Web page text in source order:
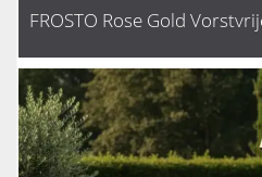
FROSTO Rose Gold